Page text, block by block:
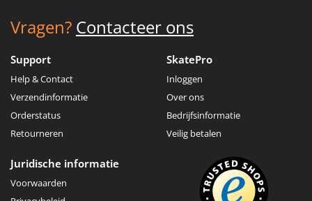
Vragen? Contacteer ons
Support
Help & Contact
Verzendinformatie
Orderstatus
Retourneren
SkatePro
Inloggen
Over ons
Bedrijfsinformatie
Veilig betalen
Juridische informatie
Voorwaarden